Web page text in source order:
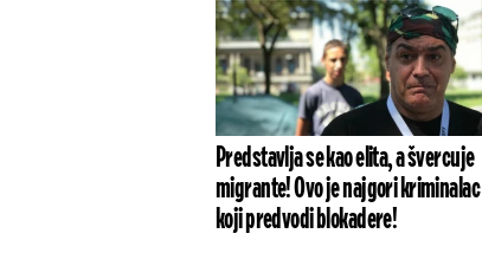
Predstavlja se kao elita, a švercuje
migrante! Ovo je najgori kriminalac
koji predvodi blokadere!